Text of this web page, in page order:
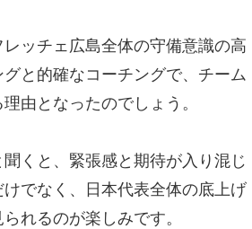
ッチェ広島全体の守備意識の高
と的確なコーチングで、チーム
由となったのでしょう。
くと、緊張感と期待が入り混じ
でなく、日本代表全体の底上げ
れるのが楽しみです。